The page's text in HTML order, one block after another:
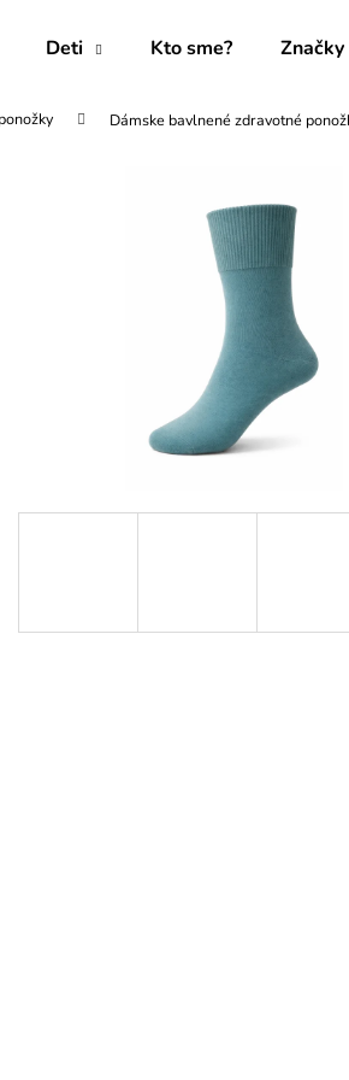
Deti Kto sme? Značky
Dámske bavlnené zdravotné
Čo potrebujete nájsť?
HĽADAŤ
Odporúčame